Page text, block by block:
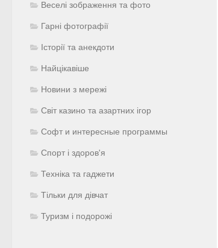
Веселі зображення та фото
Гарні фотографії
Історії та анекдоти
Найцікавіше
Новини з мережі
Світ казино та азартних ігор
Софт и интересные программы
Спорт і здоров'я
Техніка та гаджети
Тільки для дівчат
Туризм і подорожі